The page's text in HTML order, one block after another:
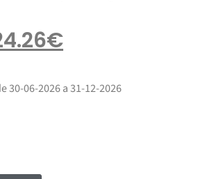
€
30-06-2026 a 31-12-2026